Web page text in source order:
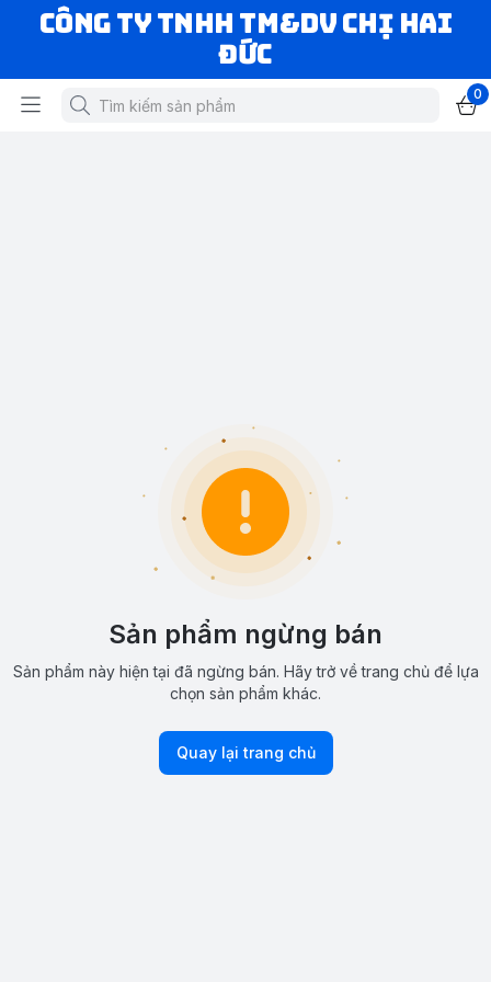
CÔNG TY TNHH TM&DV CHỊ HAI
ĐỨC
0
Sản phẩm ngừng bán
Sản phẩm này hiện tại đã ngừng bán. Hãy trở về trang chủ để lựa
chọn sản phẩm khác.
Quay lại trang chủ